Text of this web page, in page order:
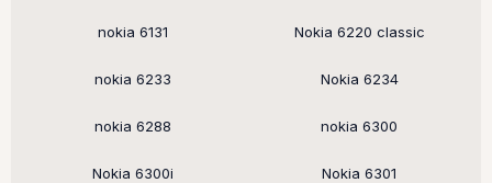
nokia 6131 Nokia 6220 classic
nokia 6233 Nokia 6234
nokia 6288 nokia 6300
Nokia 6300i Nokia 6301